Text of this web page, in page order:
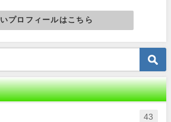
プロフィールはこちら
43